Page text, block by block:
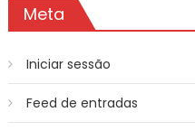
Meta
Iniciar sessão
Feed de entradas